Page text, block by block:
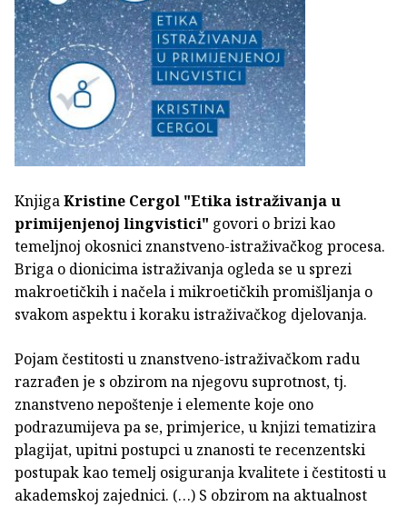
KnjigaKristine Cergol "Etika istraživanja u
primijenjenoj lingvistici" govori o brizi kao
temeljnoj okosnici znanstveno-istraživačkog procesa.
Briga o dionicima istraživanja ogleda se u sprezi
makroetičkih i načela i mikroetičkih promišljanja o
svakom aspektu i koraku istraživačkog djelovanja.
Pojam čestitosti u znanstveno-istraživačkom radu
razrađen je s obzirom na njegovu suprotnost, tj.
znanstveno nepoštenje i elemente koje ono
podrazumijeva pa se, primjerice, u knjizi tematizira
plagijat, upitni postupci u znanosti te recenzentski
postupak kao temelj osiguranja kvalitete i čestitosti u
akademskoj zajednici. (…) S obzirom na aktualnost